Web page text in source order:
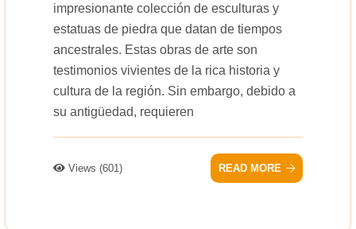
impresionante colección de esculturas y
estatuas de piedra que datan de tiempos
ancestrales. Estas obras de arte son
testimonios vivientes de la rica historia y
cultura de la región. Sin embargo, debido a
su antigüedad, requieren
Views (601) READ MORE